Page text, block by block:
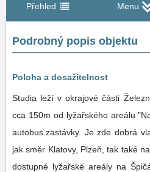
Přehled Menu
Podrobný popis objektu
Poloha a dosažitelnost
Studia leží v okrajové části
cca 150m od lyžařského areálu
autobus.zastávky. Je zde dobrá
jak směr Klatovy, Plzeň, tak také
dostupné lyžařské areály na